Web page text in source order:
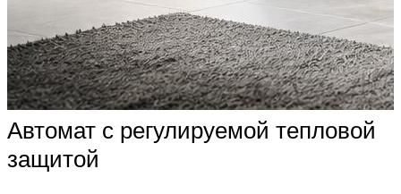
Автомат с регулируемой тепловой
защитой